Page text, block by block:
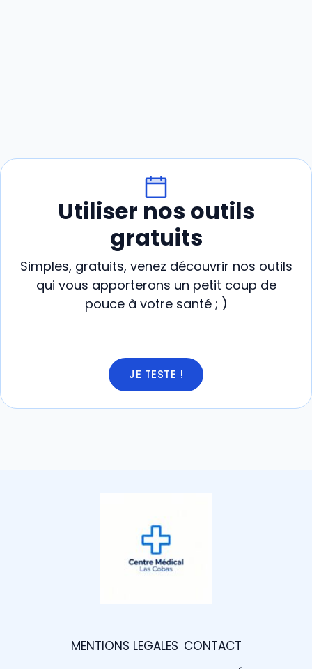
Utiliser nos outils
gratuits
Simples, gratuits, venez découvrir nos outils
qui vous apporterons un petit coup de
pouce à votre santé ; )
JE TESTE !
MENTIONS LEGALES CONTACT